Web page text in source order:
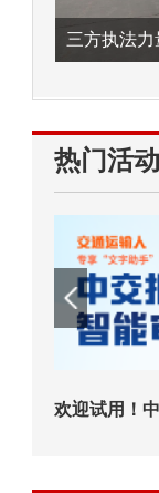
热门活动
铁路榜样